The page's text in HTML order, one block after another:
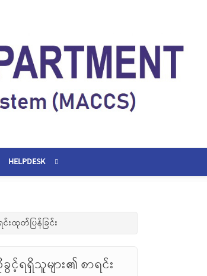
HELPDESK
ထုတ်ပြန်ခြင်း
ရှိသူများ၏ စာရင်း